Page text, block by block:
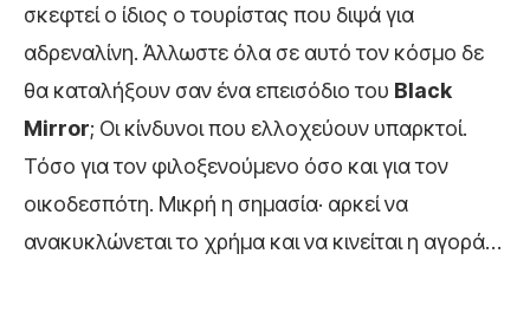
σκεφτεί ο ίδιος ο τουρίστας που διψά για
αδρεναλίνη. Άλλωστε όλα σε αυτό τον κόσμο δε
θα καταλήξουν σαν ένα επεισόδιο του Black
Mirror; Οι κίνδυνοι που ελλοχεύουν υπαρκτοί.
Τόσο για τον φιλοξενούμενο όσο και για τον
οικοδεσπότη. Μικρή η σημασία· αρκεί να
ανακυκλώνεται το χρήμα και να κινείται η αγορά…